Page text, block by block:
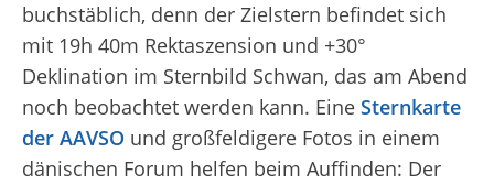
buchstäblich, denn der Zielstern befindet sich
mit 19h 40m Rektaszension und +30°
Deklination im Sternbild Schwan, das am Abend
noch beobachtet werden kann. Eine Sternkarte
der AAVSO und großfeldigere Fotos in einem
dänischen Forum helfen beim Auffinden: Der